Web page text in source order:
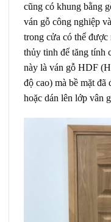
cũng có khung bằng
ván gỗ công nghiệp
trong cửa có thể
thủy tinh để tăng tính
này là ván gỗ HDF
độ cao) mà bề mặt
hoặc dán lên lớp vân